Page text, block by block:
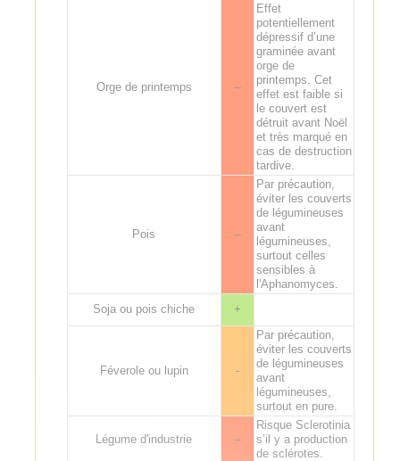
Orge de printemps --
Effet
potentiellement
dépressif d’une
graminée avant
orge de
printemps. Cet
effet est faible si
le couvert est
détruit avant Noël
et très marqué en
cas de destruction
tardive.
Pois --
Par précaution,
éviter les couverts
de légumineuses
avant
légumineuses,
surtout celles
sensibles à
l'Aphanomyces.
Soja ou pois chiche
+
Féverole ou lupin -
Par précaution,
éviter les couverts
de légumineuses
avant
légumineuses,
surtout en pure.
Légume d'industrie --
Risque Sclerotinia
s’il y a production
de sclérotes.